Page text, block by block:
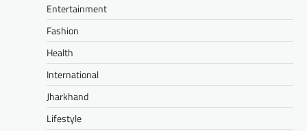
Entertainment
Fashion
Health
International
Jharkhand
Lifestyle